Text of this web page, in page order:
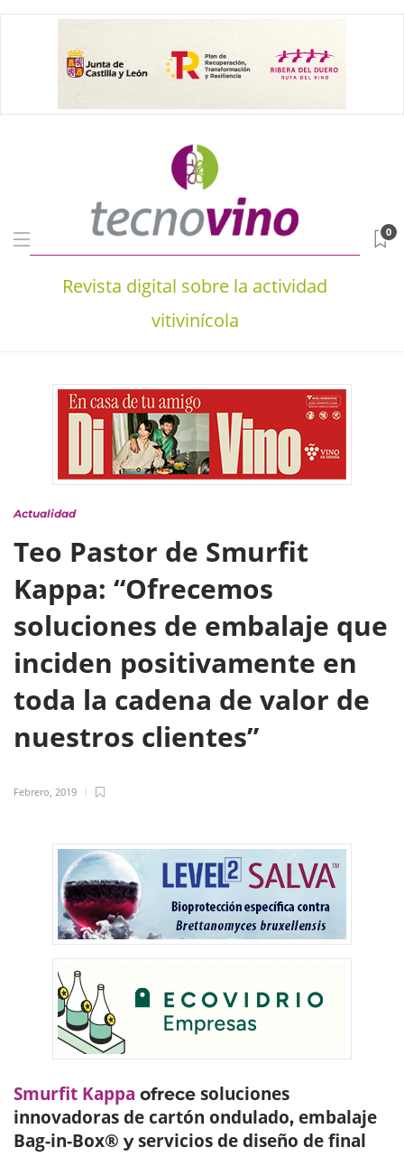
Revista digital sobre la actividad
vitivinícola
0
Actualidad
Teo Pastor de Smurfit
Kappa: “Ofrecemos
soluciones de embalaje que
inciden positivamente en
toda la cadena de valor de
nuestros clientes”
Febrero, 2019
Smurfit Kappa ofrece soluciones
innovadoras de cartón ondulado, embalaje
Bag-in-Box® yservicios de diseño de final